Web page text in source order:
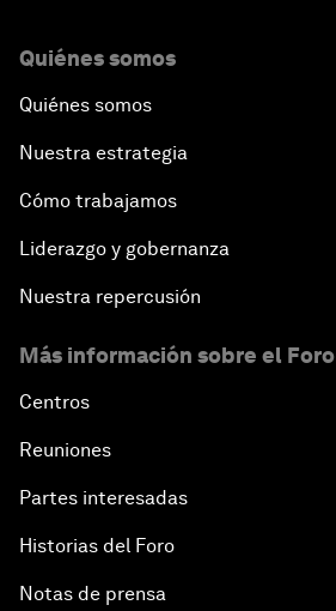
Quiénes somos
Quiénes somos
Nuestra estrategia
Cómo trabajamos
Liderazgo y gobernanza
Nuestra repercusión
Más información sobre el Foro
Centros
Reuniones
Partes interesadas
Historias del Foro
Notas de prensa